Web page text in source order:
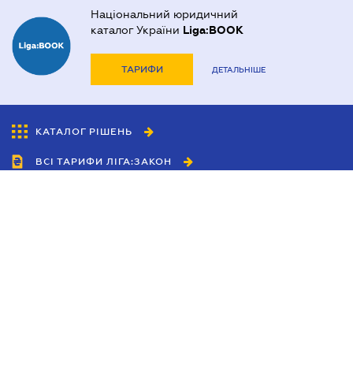
Національний юридичний
каталог України Liga:BOOK
ТАРИФИ ДЕТАЛЬНІШЕ
КАТАЛОГ РІШЕНЬ
ВСІ ТАРИФИ ЛІГА:ЗАКОН